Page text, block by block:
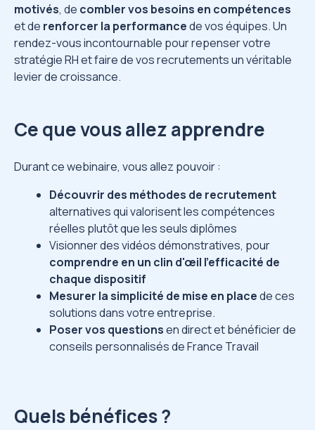
motivés, de combler vos besoins en compétences
et de renforcer la performancede vos équipes. Un
rendez-vous incontournable pour repenser votre
stratégie RH et faire de vos recrutements un véritable
levier de croissance.
Ce que vous allez apprendre
Durant ce webinaire, vous allez pouvoir :
Découvrir des méthodes de recrutement
alternatives qui valorisent les compétences
réelles plutôt que les seuls diplômes
Visionner des vidéos démonstratives, pour
comprendre en un clin d'œil l’efficacité de
chaque dispositif
Mesurer la simplicité de mise en placede ces
solutions dans votre entreprise.
Poser vos questionsen direct et bénéficier de
conseils personnalisés de France Travail
Quels bénéfices ?